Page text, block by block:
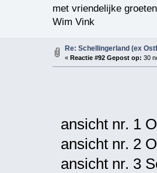
met vriendelijke
Wim Vink
Re: Schellingerland (ex
« Reactie #92 Gepost op: 30
ansicht nr. 1
ansicht nr. 2
ansicht nr. 3